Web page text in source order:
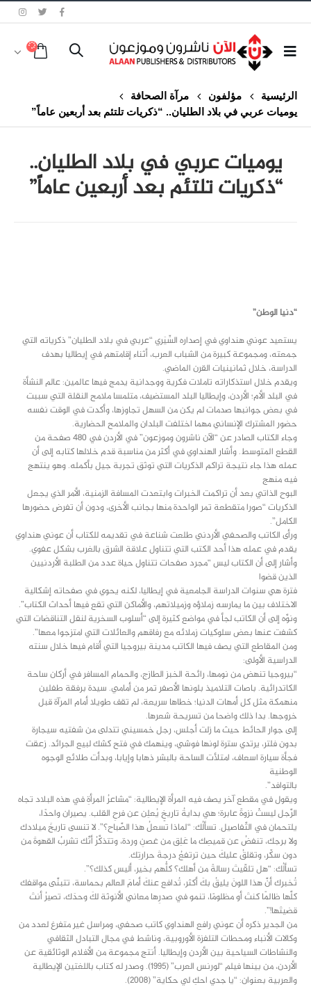
الرئيسية مؤلفون
مرآة الصحافة
يوميات عربي في بلاد الطليان.. “ذكريات تلتئم بعد أربعين عاماً”
يوميات عربي في بلاد الطليان..
“ذكريات تلتئم بعد أربعين عاماً”
“دنيا الوطن”
يستعيد عوني هنداوي في إصداره السِّيَري “عربي في بلاد الطليان” ذكرياته التي
جمعته، ومجموعة كبيرة من الشباب العرب، أثناء إقامتهم في إيطاليا بهدف
الدراسة، خلال ثمانينيات القرن الماضي.
ويقدم خلال استذكاراته تاملات فكرية ووجدانية يدمج فيها عالمين: عالم النشأة
في البلد الأم؛ الأردن، وإيطاليا البلد المستضيف، متلمسا ملامح النقلة التي سببت
في بعض جوانبها صدمات لم يكن من السهل تجاوزها، وأكدت في الوقت نفسه
حضور المشترك الإنساني مهما اختلفت البلدان والملامح الحضارية.
وجاء الكتاب الصادر عن “الآن ناشرون وموزعون” في الأردن في 480 صفحة من
القطع المتوسط. وأشار الهنداوي في أكثر من مناسبة قدم خلالها كتابه إلى أن
عمله هذا جاء نتيجة تراكم الذكريات التي توثق تجربة جيل بأكمله. وهو ينتهج
فيه منهج
البوح الذاتي بعد أن تراكمت الخبرات وابتعدت المسافة الزمنية، الأمر الذي يجعل
الذكريات “صورا متقطعة تمر الواحدة منها بجانب الأخرى، ودون أن تفرض حضورها
الكامل”.
ورأى الكاتب والصحفي الأردني طلعت شناعة في تقديمه للكتاب أن عوني هنداوي
يقدم في عمله هذا أحد الكتب التي تتناول علاقة الشرق بالغرب بشكل عفوي.
وأشار إلى أن الكتاب ليس “مجرد صفحات تتناول حياة عدد من الطلبة الأردنيين
الذين قضوا
فترة هي سنوات الدراسة الجامعية في إيطاليا، لكنه يحوي في صفحاته إشكالية
الاختلاف بين ما يمارسه زملاؤه وزميلاتهم، والأماكن التي تقع فيها أحداث الكتاب”.
ونوَّه إلى أن الكاتب لجأ في مواضع كثيرة إلى “أسلوب السخرية لنقل التناقضات التي
كشفت عنها بعض سلوكيات زملائه مع رفاقهم والعائلات التي امتزجوا معها”.
ومن المقاطع التي يصف فيها الكاتب مدينة بيروجيا التي أقام فيها خلال سنته
الدراسية الأولى:
“بيروجيا تنهض من نومها، رائحة الخبز الطازج، والحمام المسافر في أركان ساحة
الكاتدرائية. باصات التلاميذ بلونها الأصفر تمر من أمامي. سيدة برفقة طفلين
منهمكة مثل كل أمهات الدنيا؛ خطاها سريعة، لم تقف طويلا أمام المرآة قبل
خروجها. بدا ذلك واضحا من تسريحة شعرها.
إلى جوار الحائط حيث ما زلت أجلس، رجل خمسيني تتدلى من شفتيه سيجارة
بدون فلتر، يرتدي سترة لونها فوشي، وينهمك في فتح كشك لبيع الجرائد. زعقت
فجأة سيارة اسعاف، امتلأت الساحة بالبشر ذهابا وإيابا، وبدأت طلائع الوجوه
الوطنية
بالتوافد”.
ويقول في مقطع آخر يصف فيه المرأة الإيطالية: “مشاعرُ المرأةِ في هذه البلاد تجاه
الرَّجل ليستْ نزوةً عابرة؛ هي بدايةُ تاريخٍ يُعلِن عن فرحِ القلب. يصيران واحدًا،
يلتحمان في التَّفاصيل. تسألُك: “لماذا تسعلُ هذا الصَّباح؟”. لا تنسى تاريخَ ميلادك
ولا برجك، تنفضُ عن قميصِك ما عَلِق من غصنِ وردة، وتتذكَّرُ أنَّك تشربُ القهوةَ من
دون سكّر، وتقلقُ عليكَ حين ترتفعُ درجةَ حرارتِك.
تسألُك: “هل تلقّيتَ رسالةً من أهلك؟ كلُّهم بخير، أليس كذلك؟”.
تُخبرك أنَّ هذا اللونَ يليقُ بكَ أكثر، تُدافع عنكَ أمامَ العالم بحماسة، تتبنَّى مواقفك
كلَّها ظالمًا كنتَ أو مظلومًا، تنمو في صدرِها معاني الأنوثة لكَ وحدَك، تصيرُ أنتَ
قضيتَها!”.
من الجدير ذكره أن عوني رافع الهنداوي كاتب صحفي، ومراسل غير متفرغ لعدد من
وكالات الأنباء ومحطات التلفزة الأوروبية، وناشط في مجال التبادل الثقافي
والنشاطات السياحية بين الأردن وإيطاليا. أنتج مجموعة من الأفلام الوثائقية عن
الأردن، من بينها فيلم “لورنس العرب” (1995). وصدر له كتاب باللغتين الإيطالية
والعربية بعنوان: “يا جدي احكِ لي حكاية” (2008).